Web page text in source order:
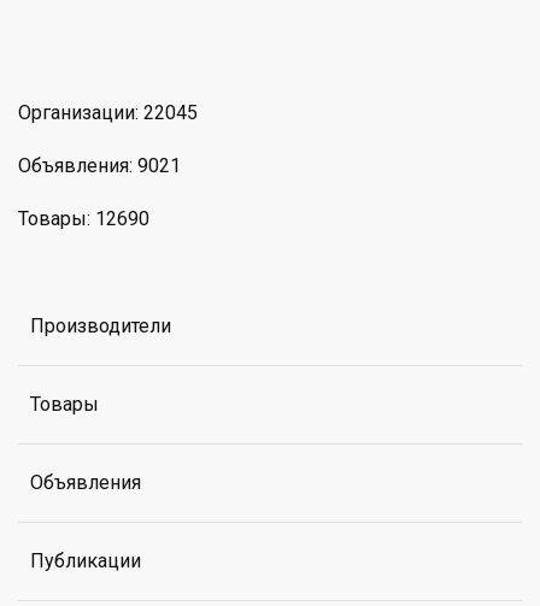
Организации: 22045
Объявления: 9021
Товары: 12690
Производители
Товары
Объявления
Публикации